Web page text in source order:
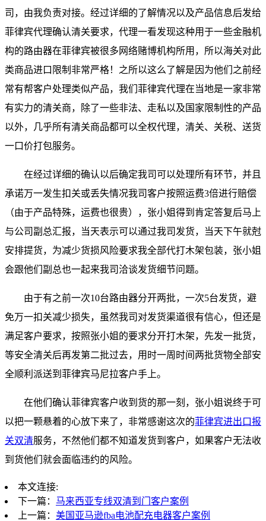
司，由我负责对接。经过详细的了解情况以及产品信息后发给
菲律宾代理确认清关要求，代理一看发现这种用于一些金融机
构的路由器在菲律宾被很多网络赌博机构所用，所以海关对此
类商品进口限制非常严格！之所以这么了解是因为他们之前经
常有帮客户处理类似产品，我们菲律宾代理在当地是一家非常
有实力的清关商，除了一些非法、走私以及国家限制性的产品
以外，几乎所有清关商品都可以全权代理，清关、关税、送货
一口价打包服务。
在经过详细的确认以后确定我司可以处理所有环节，并且
承诺万一发生扣关或丢失情况我司客户按照运费3倍进行赔偿
（由于产品特殊，运费也很贵），张小姐得到肯定答复后马上
与公司副总汇报，当天表示可以通过我司发货，当天下午就尅
安排提货，为减少货损风险要求我全部代打木架包装，张小姐
会跟他们副总也一起来我司洽谈发货细节问题。
由于有之前一次10台路由器分开两批，一次5台发货，避
免万一扣关减少损失，虽然我司对发货渠道很有信心，但还是
满足客户要求，按照张小姐的要求分开打木架，先发一批货，
等安全清关后再发第二批过去，用时一周时间两批货物全部安
全顺利派送到菲律宾马尼拉客户手上。
在他们确认菲律宾客户收到货的那一刻，张小姐说终于可
以把一颗悬着的心放下来了，非常感谢这次的菲律宾进出口报
关双清服务，不然他们都不知道发货到客户，如果客户无法收
到货他们就会面临违约的风险。
本文连接:
下一篇： 马来西亚专线双清到门客户案例
上一篇： 美国亚马逊fba电池配充电器客户案例